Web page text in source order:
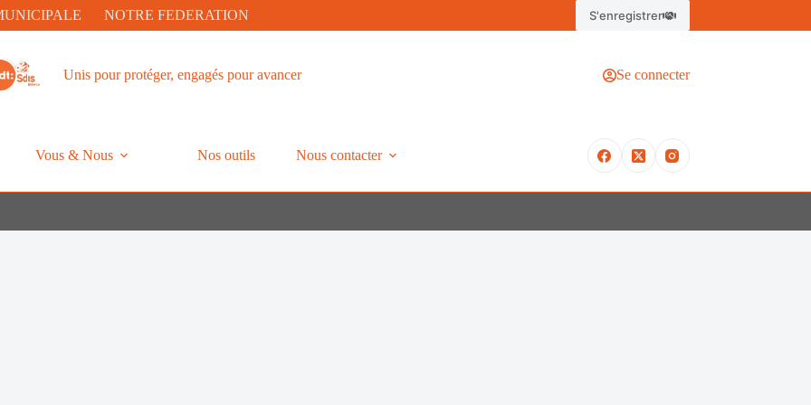
NOTRE FEDERATION S'enregistrer
Unis pour protéger, engagés pour avancer Se connecter
Vous & Nous Nos outils Nous contacter